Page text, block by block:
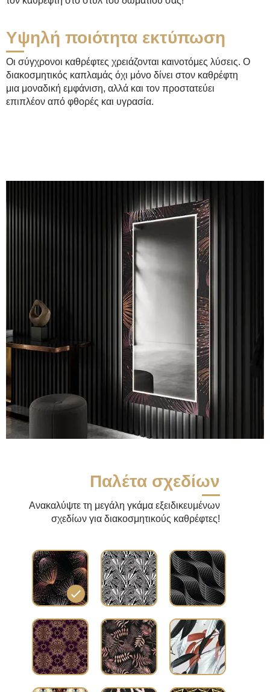
Υψηλή ποιότητα εκτύπωση
Οι σύγχρονοι καθρέφτες χρειάζονται καινοτόμες λύσεις. Ο
διακοσμητικός καπλαμάς όχι μόνο δίνει στον καθρέφτη
μια μοναδική εμφάνιση, αλλά και τον προστατεύει
επιπλέον από φθορές και υγρασία.
Παλέτα σχεδίων
Ανακαλύψτε τη μεγάλη γκάμα εξειδικευμένων
σχεδίων για διακοσμητικούς καθρέφτες!